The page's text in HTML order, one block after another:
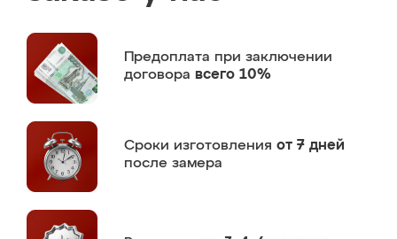
Предоплата при заключении
договора всего 10%
Сроки изготовления от 7 дней
после замера